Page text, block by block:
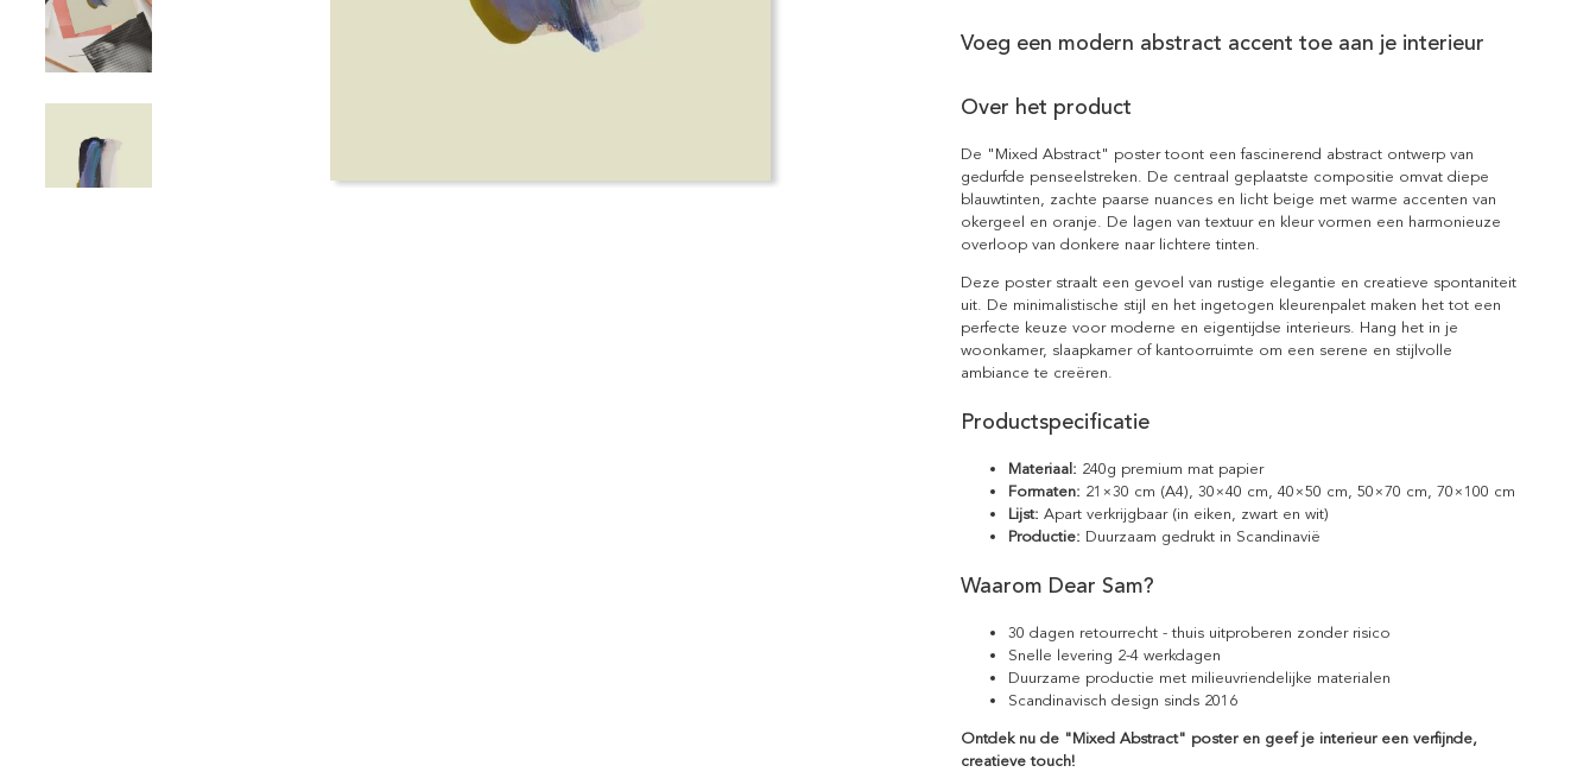
Voeg een modern abstract accent toe aan je interieur
Over het product
De "Mixed Abstract" poster toont een fascinerend abstract ontwerp van
gedurfde penseelstreken. De centraal geplaatste compositie omvat diepe
blauwtinten, zachte paarse nuances en licht beige met warme accenten van
okergeel en oranje. De lagen van textuur en kleur vormen een harmonieuze
overloop van donkere naar lichtere tinten.
Deze poster straalt een gevoel van rustige elegantie en creatieve spontaniteit
uit. De minimalistische stijl en het ingetogen kleurenpalet maken het tot een
perfecte keuze voor moderne en eigentijdse interieurs. Hang het in je
woonkamer, slaapkamer of kantoorruimte om een serene en stijlvolle
ambiance te creëren.
Productspecificatie
Materiaal: 240g premium mat papier
Formaten: 21×30 cm (A4), 30×40 cm, 40×50 cm, 50×70 cm, 70×100 cm
Lijst: Apart verkrijgbaar (in eiken, zwart en wit)
Productie: Duurzaam gedrukt in Scandinavië
Waarom Dear Sam?
30 dagen retourrecht - thuis uitproberen zonder risico
Snelle levering 2-4 werkdagen
Duurzame productie met milieuvriendelijke materialen
Scandinavisch design sinds 2016
Ontdek nu de "Mixed Abstract" poster en geef je interieur een verfijnde,
creatieve touch!